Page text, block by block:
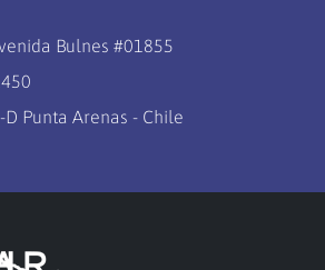
Bulnes #01855
Punta Arenas - Chile